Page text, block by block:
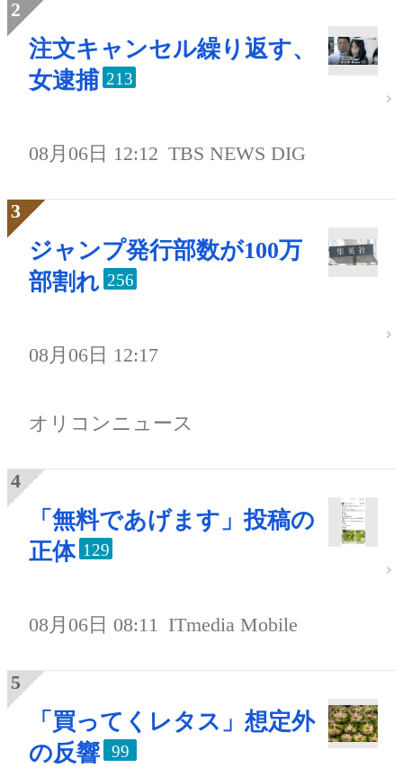
注文キャンセル繰り返す、
女逮捕 213
08月06日 12:12 TBS NEWS DIG
ジャンプ発行部数が100万
部割れ 256
08月06日 12:17
オリコンニュース
「無料であげます」投稿の
正体 129
08月06日 08:11 ITmedia Mobile
「買ってくレタス」想定外
の反響
99